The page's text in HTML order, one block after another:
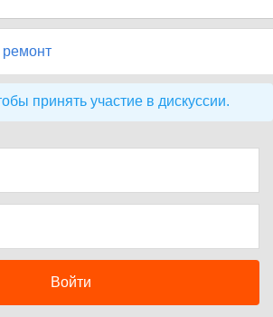
ремонт
принять участие в дискуссии.
Войти